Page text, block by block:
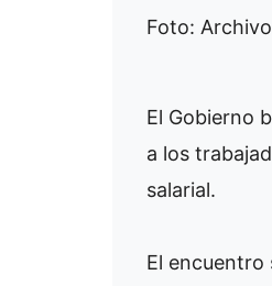
Foto:
El Gobierno
a los
salarial.
El encuentro